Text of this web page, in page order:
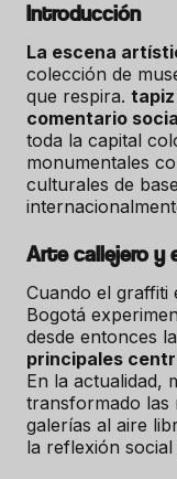
Introducción
La escena
colección de
que respira.
comentario
toda la capital
monumentales
culturales de
Arte callejero y
Cuando el graffiti
Bogotá
desde entonces
principales
En la actualidad,
transformado las
galerías al aire
la reflexión